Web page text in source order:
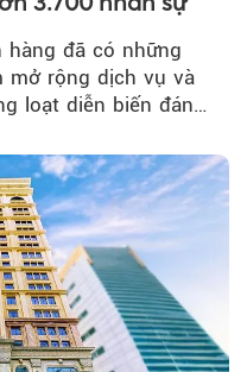
hàng đã có những
mở rộng dịch vụ và
loạt diễn biến đáng